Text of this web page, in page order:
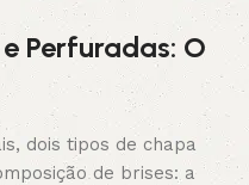
Perfuradas: O
dois tipos de chapa
de brises: a